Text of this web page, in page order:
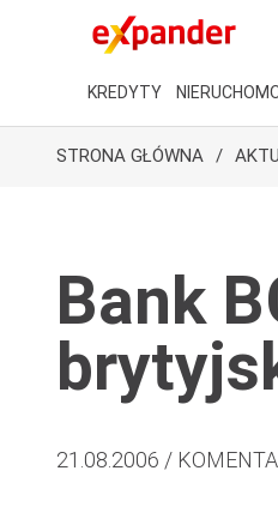
KREDYTY
STRONA GŁÓWNA
Bank
21.08.2006 /